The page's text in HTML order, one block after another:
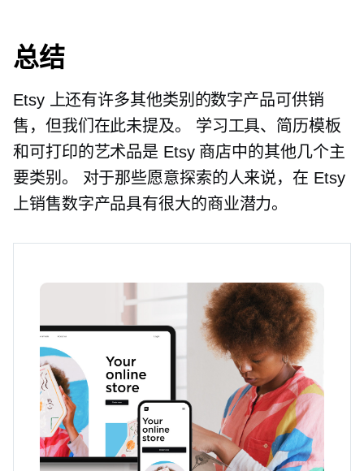
总结
Etsy 上还有许多其他类别的数字产品可供销
售，但我们在此未提及。 学习工具、简历模板
和可打印的艺术品是 Etsy 商店中的其他几个主
要类别。 对于那些愿意探索的人来说，在 Etsy
上销售数字产品具有很大的商业潜力。